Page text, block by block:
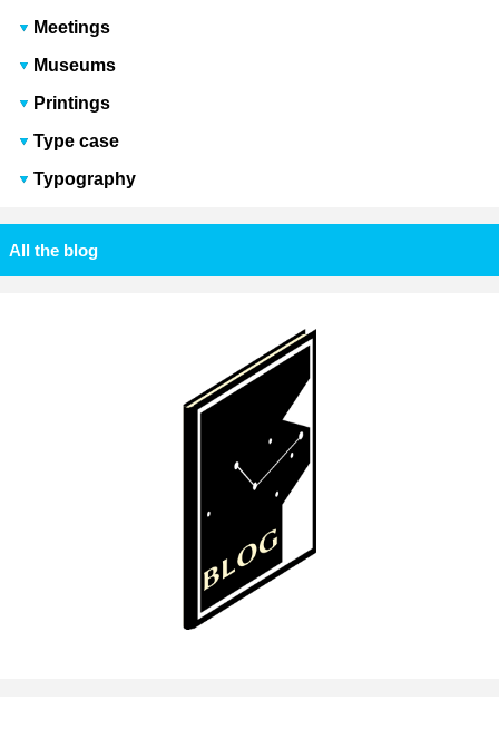
Meetings
Museums
Printings
Type case
Typography
All the blog